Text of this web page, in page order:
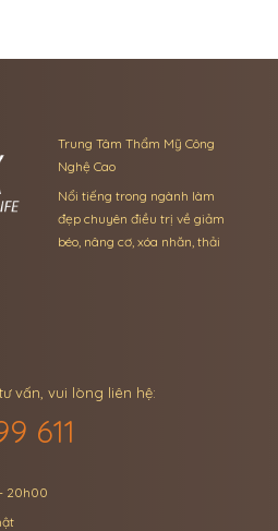
Trung Tâm Thẩm Mỹ Công
Nghệ Cao
Nổi tiếng trong ngành làm
đẹp chuyên điều trị về giảm
béo, nâng cơ, xóa nhăn, thải
vấn, vui lòng liên hệ:
611
20h00